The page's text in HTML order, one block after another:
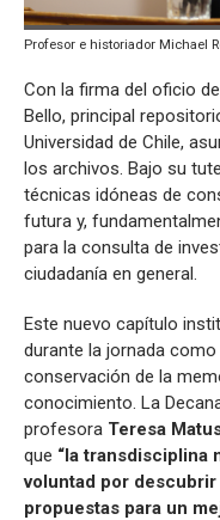
Profesor e historiador Michael
Con la firma del oficio
Bello, principal
Universidad de Chile,
los archivos. Bajo su
técnicas idóneas de
futura y,
para la consulta de
ciudadanía en general.
Este nuevo capítulo
durante la jornada
conservación de la
conocimiento. La
profesora Teresa
que “la transdisciplina
voluntad por
propuestas para un